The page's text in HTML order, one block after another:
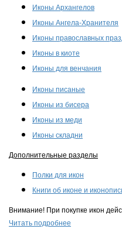
Иконы Архангелов
Иконы Ангела-Хранителя
Иконы православных
Иконы в киоте
Иконы для венчания
Иконы писаные
Иконы из бисера
Иконы из меди
Иконы складни
Дополнительные разделы
Полки для икон
Книги об иконе и
Внимание! При покупке икон
Читать подробнее